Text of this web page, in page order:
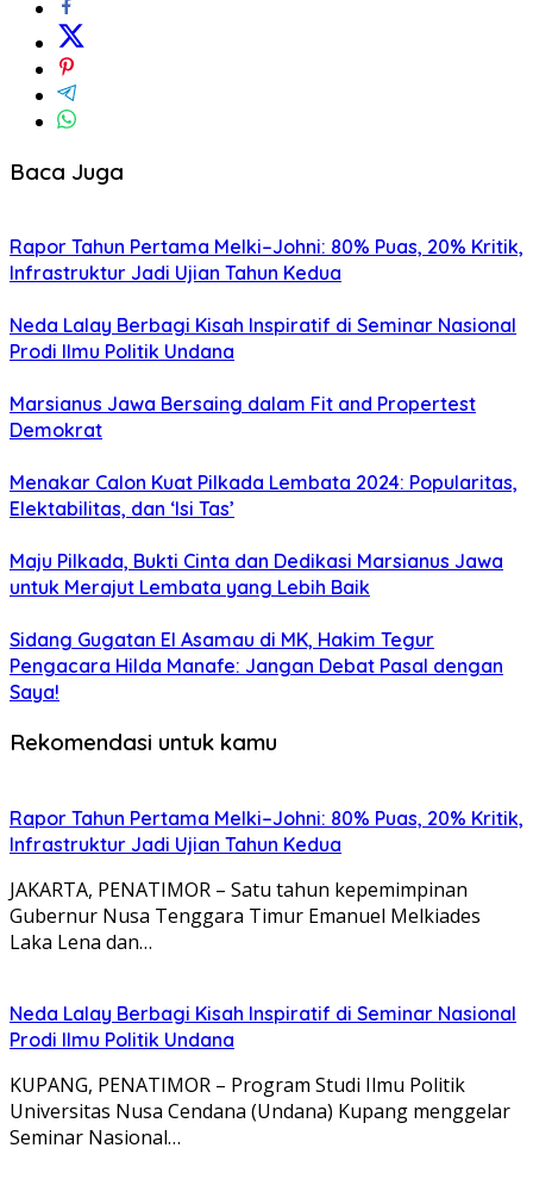
Baca Juga
Rapor Tahun Pertama Melki–Johni: 80% Puas, 20% Kritik,
Infrastruktur Jadi Ujian Tahun Kedua
Neda Lalay Berbagi Kisah Inspiratif di Seminar Nasional
Prodi Ilmu Politik Undana
Marsianus Jawa Bersaing dalam Fit and Propertest
Demokrat
Menakar Calon Kuat Pilkada Lembata 2024: Popularitas,
Elektabilitas, dan ‘Isi Tas’
Maju Pilkada, Bukti Cinta dan Dedikasi Marsianus Jawa
untuk Merajut Lembata yang Lebih Baik
Sidang Gugatan El Asamau di MK, Hakim Tegur
Pengacara Hilda Manafe: Jangan Debat Pasal dengan
Saya!
Rekomendasi untuk kamu
Rapor Tahun Pertama Melki–Johni: 80% Puas, 20% Kritik,
Infrastruktur Jadi Ujian Tahun Kedua
JAKARTA, PENATIMOR – Satu tahun kepemimpinan
Gubernur Nusa Tenggara Timur Emanuel Melkiades
Laka Lena dan…
Neda Lalay Berbagi Kisah Inspiratif di Seminar Nasional
Prodi Ilmu Politik Undana
KUPANG, PENATIMOR – Program Studi Ilmu Politik
Universitas Nusa Cendana (Undana) Kupang menggelar
Seminar Nasional…